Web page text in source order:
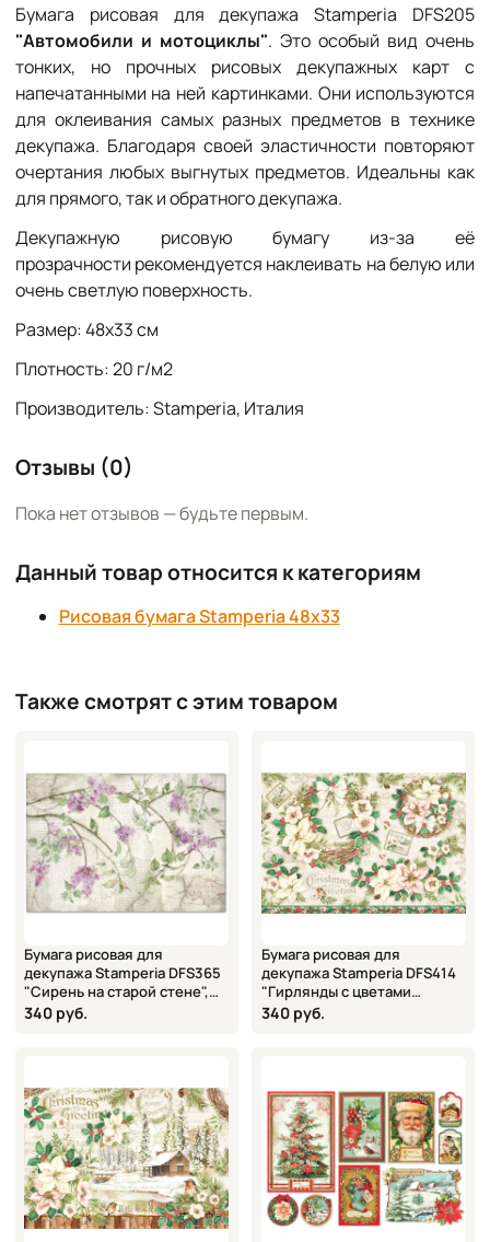
Бумага рисовая для декупажа Stamperia DFS205
"Автомобили и мотоциклы". Это особый вид очень
тонких, но прочных рисовых декупажных карт с
напечатанными на ней картинками. Они используются
для оклеивания самых разных предметов в технике
декупажа. Благодаря своей эластичности повторяют
очертания любых выгнутых предметов. Идеальны как
для прямого, так и обратного декупажа.
Декупажную рисовую бумагу из-за её
прозрачности рекомендуется наклеивать на белую или
очень светлую поверхность.
Размер: 48х33 см
Плотность: 20 г/м2
Производитель: Stamperia, Италия
Отзывы (0)
Пока нет отзывов — будьте первым.
Данный товар относится к категориям
Рисовая бумага Stamperia 48х33
Также смотрят с этим товаром
Бумага рисовая для
декупажа Stamperia DFS365
"Сирень на старой стене",
48х33 см
340 руб.
Бумага рисовая для
декупажа Stamperia DFS414
"Гирлянды с цветами
пуансеттии", 48х33 см
340 руб.